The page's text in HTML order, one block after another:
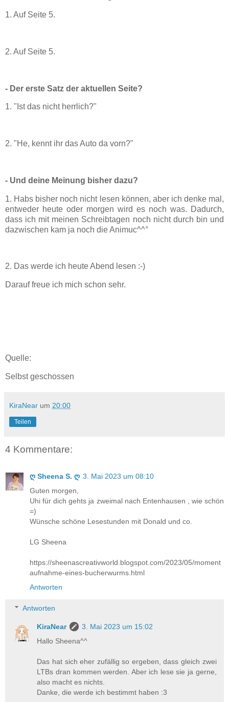
1. Auf Seite 5.
2. Auf Seite 5.
- Der erste Satz der aktuellen Seite?
1. "Ist das nicht herrlich?"
2. "He, kennt ihr das Auto da vorn?"
- Und deine Meinung bisher dazu?
1. Habs bisher noch nicht lesen können, aber ich denke mal,
entweder heute oder morgen wird es noch was. Dadurch,
dass ich mit meinen Schreibtagen noch nicht durch bin und
dazwischen kam ja noch die Animuc^^°
2. Das werde ich heute Abend lesen :-)
Darauf freue ich mich schon sehr.
Quelle:
Selbst geschossen
KiraNear um 20:00
Teilen
4 Kommentare:
ღ Sheena S. ღ 3. Mai 2023 um 08:10
Guten morgen,
Uhi für dich gehts ja zweimal nach Entenhausen , wie schön
=)
Wünsche schöne Lesestunden mit Donald und co.
LG Sheena
https://sheenascreativworld.blogspot.com/2023/05/moment
aufnahme-eines-bucherwurms.html
Antworten
Antworten
KiraNear
3. Mai 2023 um 15:02
Hallo Sheena^^
Das hat sich eher zufällig so ergeben, dass gleich zwei
LTBs dran kommen werden. Aber ich lese sie ja gerne,
also macht es nichts.
Danke, die werde ich bestimmt haben :3